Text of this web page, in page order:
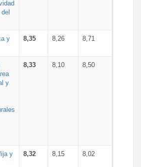
y
8,35 8,26 8,71
y
8,33 8,10 8,50
y
8,32 8,15 8,02